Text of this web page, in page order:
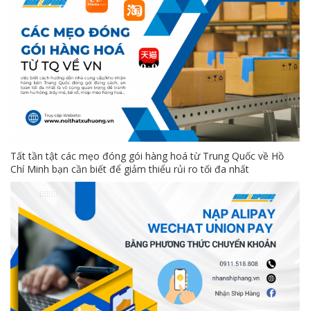
Tất tần tật các mẹo đóng gói hàng hoá từ Trung Quốc về Hồ
Chí Minh bạn cần biết để giảm thiểu rủi ro tối đa nhất